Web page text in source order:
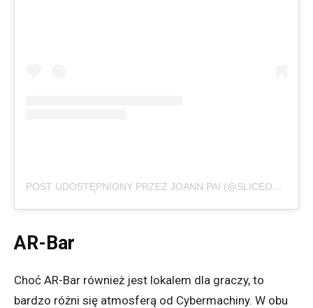
POST UDOSTĘPNIONY PRZEZ JOANN PAI (@SLICEOFPAI)
AR-Bar
Choć AR-Bar również jest lokalem dla graczy, to
bardzo różni się atmosferą od Cybermachiny. W obu